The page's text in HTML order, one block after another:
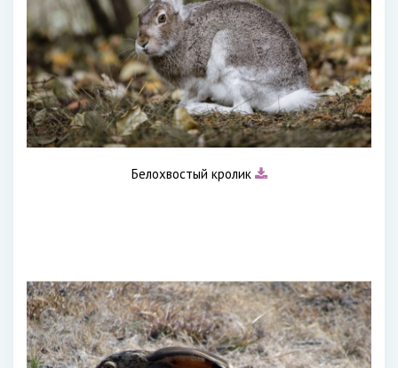
Белохвостый кролик